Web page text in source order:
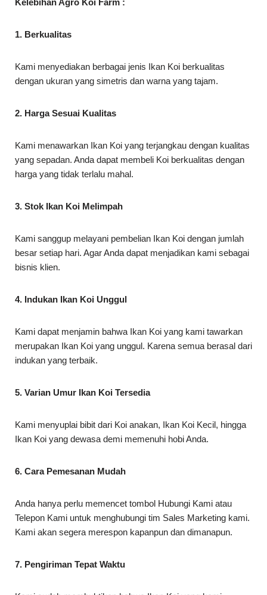
Kelebihan Agro Koi Farm :
1. Berkualitas
Kami menyediakan berbagai jenis Ikan Koi berkualitas
dengan ukuran yang simetris dan warna yang tajam.
2. Harga Sesuai Kualitas
Kami menawarkan Ikan Koi yang terjangkau dengan kualitas
yang sepadan. Anda dapat membeli Koi berkualitas dengan
harga yang tidak terlalu mahal.
3. Stok Ikan Koi Melimpah
Kami sanggup melayani pembelian Ikan Koi dengan jumlah
besar setiap hari. Agar Anda dapat menjadikan kami sebagai
bisnis klien.
4. Indukan Ikan Koi Unggul
Kami dapat menjamin bahwa Ikan Koi yang kami tawarkan
merupakan Ikan Koi yang unggul. Karena semua berasal dari
indukan yang terbaik.
5. Varian Umur Ikan Koi Tersedia
Kami menyuplai bibit dari Koi anakan, Ikan Koi Kecil, hingga
Ikan Koi yang dewasa demi memenuhi hobi Anda.
6. Cara Pemesanan Mudah
Anda hanya perlu memencet tombol Hubungi Kami atau
Telepon Kami untuk menghubungi tim Sales Marketing kami.
Kami akan segera merespon kapanpun dan dimanapun.
7. Pengiriman Tepat Waktu